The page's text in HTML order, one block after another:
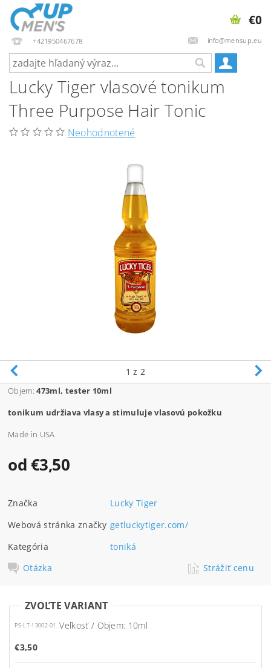
+421950467678 info@mensup.eu
€0
Lucky Tiger vlasové tonikum
Three Purpose Hair Tonic
Neohodnotené
1 z 2
Objem:473ml, tester 10ml
tonikum udržiava vlasy a stimuluje vlasovú pokožku
Made in USA
od €3,50
Značka
Lucky Tiger
Webová stránka značky getluckytiger.com/
Kategória
toniká
Otázka
Strážiť cenu
ZVOĽTE VARIANT
PS-LT-13002-01
Veľkosť / Objem: 10ml
€3,50